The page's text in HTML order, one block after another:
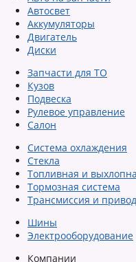
Автосвет
Аккумуляторы
Двигатель
Диски
Запчасти для ТО
Кузов
Подвеска
Рулевое управление
Салон
Система охлаждения
Стекла
Топливная и
Тормозная система
Трансмиссия и привод
Шины
Электрооборудование
Компании